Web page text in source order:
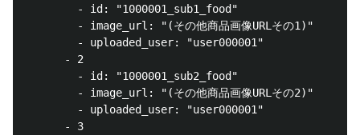
        - id: "1000001_sub1_food"
        - image_url: "(その他商品画像URLその1)"
        - uploaded_user: "user000001"
      - 2
        - id: "1000001_sub2_food"
        - image_url: "(その他商品画像URLその2)"
        - uploaded_user: "user000001"
      - 3